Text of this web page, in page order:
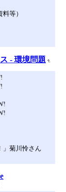
等）
- 環境問題
」菊川怜さん